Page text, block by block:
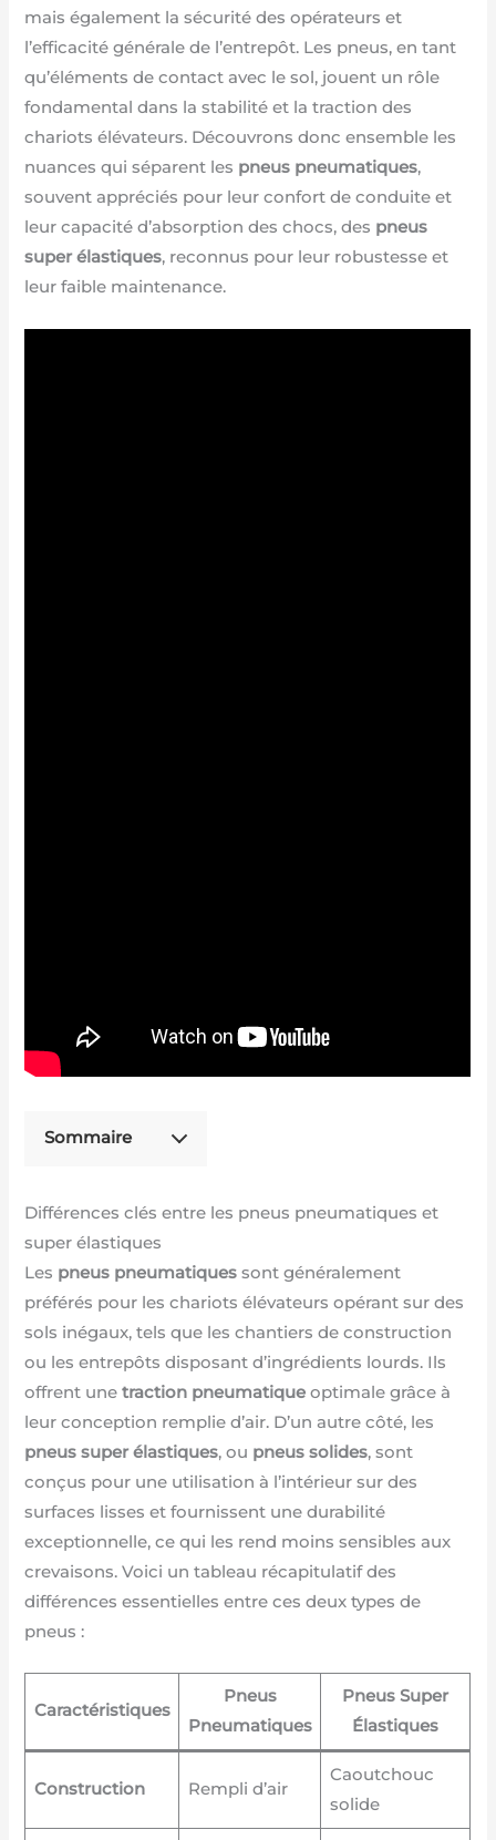
mais également la sécurité des opérateurs et
l’efficacité générale de l’entrepôt. Les pneus, en tant
qu’éléments de contact avec le sol, jouent un rôle
fondamental dans la stabilité et la traction des
chariots élévateurs. Découvrons donc ensemble les
nuances qui séparent les pneus pneumatiques,
souvent appréciés pour leur confort de conduite et
leur capacité d’absorption des chocs, des pneus
super élastiques, reconnus pour leur robustesse et
leur faible maintenance.
Sommaire
Différences clés entre les pneus pneumatiques et
super élastiques
Les pneus pneumatiques sont généralement
préférés pour les chariots élévateurs opérant sur des
sols inégaux, tels que les chantiers de construction
ou les entrepôts disposant d’ingrédients lourds. Ils
offrent unetraction pneumatique optimale grâce à
leur conception remplie d’air. D’un autre côté, les
pneus super élastiques, ou pneus solides, sont
conçus pour une utilisation à l’intérieur sur des
surfaces lisses et fournissent une durabilité
exceptionnelle, ce qui les rend moins sensibles aux
crevaisons. Voici un tableau récapitulatif des
différences essentielles entre ces deux types de
pneus :
Caractéristiques
Pneus
Pneumatiques
Pneus Super
Élastiques
Construction Rempli d’air
Caoutchouc
solide